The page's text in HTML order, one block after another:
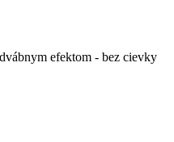
efektom - bez cievky